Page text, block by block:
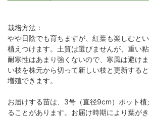
栽培方法：
やや日陰でも育ちますが、紅葉も楽しむと
植えつけます。土質は選びませんが、重い粘
耐寒性はあまり強くないので、寒風は避け
い枝を株元から切って新しい枝と更新する
増殖できます。
お届けする苗は、3号（直径9cm）ポット
ることがあります。お届け時期により葉が